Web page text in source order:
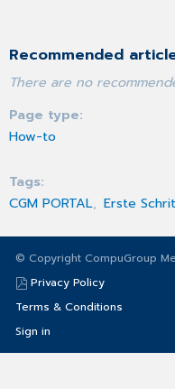
Recommended
There are no
Page type
How-to
Tags
CGM PORTAL Erste
© Copyright CompuGroup
Privacy Policy
Terms & Conditions
Sign in